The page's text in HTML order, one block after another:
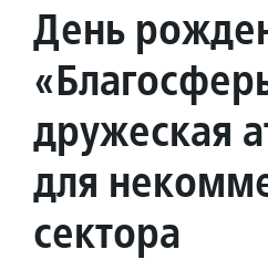
День
дружеская
для
сектора